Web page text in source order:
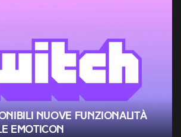
nuove funzionalità
emoticon